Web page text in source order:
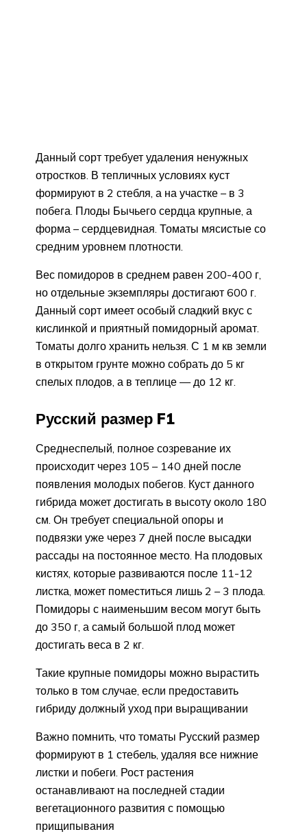
Данный сорт требует удаления ненужных
отростков. В тепличных условиях куст
формируют в 2 стебля, а на участке – в 3
побега. Плоды Бычьего сердца крупные, а
форма – сердцевидная. Томаты мясистые со
средним уровнем плотности.
Вес помидоров в среднем равен 200-400 г,
но отдельные экземпляры достигают 600 г.
Данный сорт имеет особый сладкий вкус с
кислинкой и приятный помидорный аромат.
Томаты долго хранить нельзя. С 1 м кв земли
в открытом грунте можно собрать до 5 кг
спелых плодов, а в теплице — до 12 кг.
Русский размер F1
Среднеспелый, полное созревание их
происходит через 105 – 140 дней после
появления молодых побегов. Куст данного
гибрида может достигать в высоту около 180
см. Он требует специальной опоры и
подвязки уже через 7 дней после высадки
рассады на постоянное место. На плодовых
кистях, которые развиваются после 11-12
листка, может поместиться лишь 2 – 3 плода.
Помидоры с наименьшим весом могут быть
до 350 г, а самый большой плод может
достигать веса в 2 кг.
Такие крупные помидоры можно вырастить
только в том случае, если предоставить
гибриду должный уход при выращивании
Важно помнить, что томаты Русский размер
формируют в 1 стебель, удаляя все нижние
листки и побеги. Рост растения
останавливают на последней стадии
вегетационного развития с помощью
прищипывания